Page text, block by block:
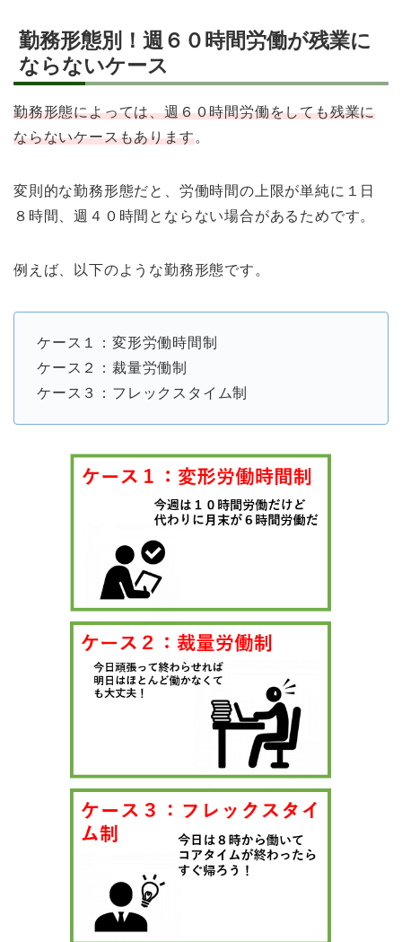
勤務形態別！週６０時間労働が残業に
ならないケース
勤務形態によっては、週６０時間労働をしても残業に
ならないケースもあります。
変則的な勤務形態だと、労働時間の上限が単純に１日
８時間、週４０時間とならない場合があるためです。
例えば、以下のような勤務形態です。
ケース１：変形労働時間制
ケース２：裁量労働制
ケース３：フレックスタイム制